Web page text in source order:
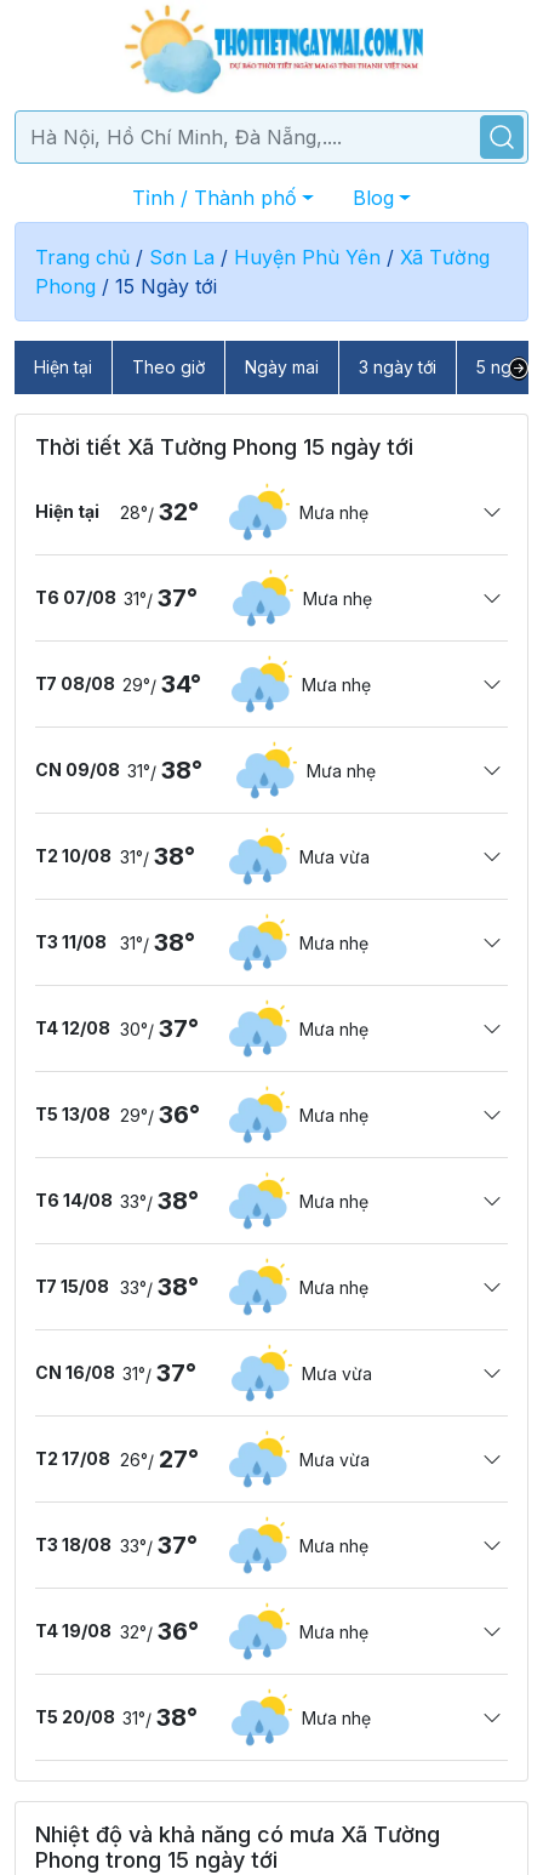
Tỉnh / Thành phố Blog
Trang chủ / Sơn La / Huyện Phù Yên / Xã Tường
Phong / 15 Ngày tới
Hiện tại Theo giờ Ngày mai 3 ngày tới 5 ngày
Thời tiết Xã Tường Phong 15 ngày tới
Hiện tại 28°/ 32° Mưa nhẹ
T6 07/08 31°/ 37° Mưa nhẹ
T7 08/08 29°/ 34° Mưa nhẹ
CN 09/08 31°/ 38° Mưa nhẹ
T2 10/08 31°/ 38° Mưa vừa
T3 11/08 31°/ 38° Mưa nhẹ
T4 12/08 30°/ 37° Mưa nhẹ
T5 13/08 29°/ 36° Mưa nhẹ
T6 14/08 33°/ 38° Mưa nhẹ
T7 15/08 33°/ 38° Mưa nhẹ
CN 16/08 31°/ 37° Mưa vừa
T2 17/08 26°/ 27° Mưa vừa
T3 18/08 33°/ 37° Mưa nhẹ
T4 19/08 32°/ 36° Mưa nhẹ
T5 20/08 31°/ 38° Mưa nhẹ
Nhiệt độ và khả năng có mưa Xã Tường
Phong trong 15 ngày tới